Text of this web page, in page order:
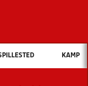
vil du søge efter?
OG NYHEDER
KAMP